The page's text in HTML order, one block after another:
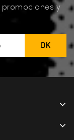
promociones y